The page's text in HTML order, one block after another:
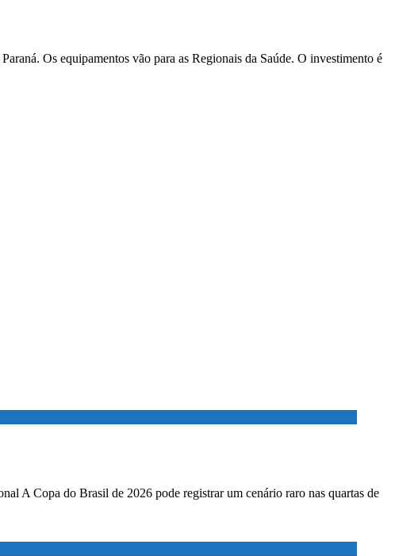
Os equipamentos vão para as Regionais da Saúde. O investimento é
A Copa do Brasil de 2026 pode registrar um cenário raro nas quartas de